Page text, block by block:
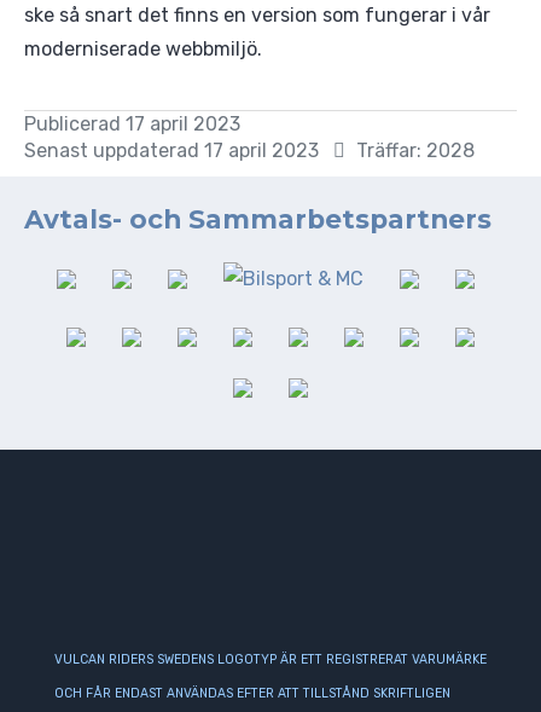
ske så snart det finns en version som fungerar i vår
moderniserade webbmiljö.
Publicerad 17 april 2023
Senast uppdaterad 17 april 2023
Träffar: 2028
Avtals- och Sammarbetspartners
VULCAN RIDERS SWEDENS LOGOTYP ÄR ETT REGISTRERAT VARUMÄRKE
OCH FÅR ENDAST ANVÄNDAS EFTER ATT TILLSTÅND SKRIFTLIGEN